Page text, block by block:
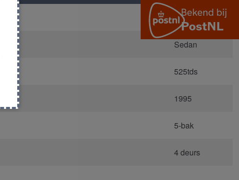
E34
Sedan
525tds
1995
5-bak
4 deurs